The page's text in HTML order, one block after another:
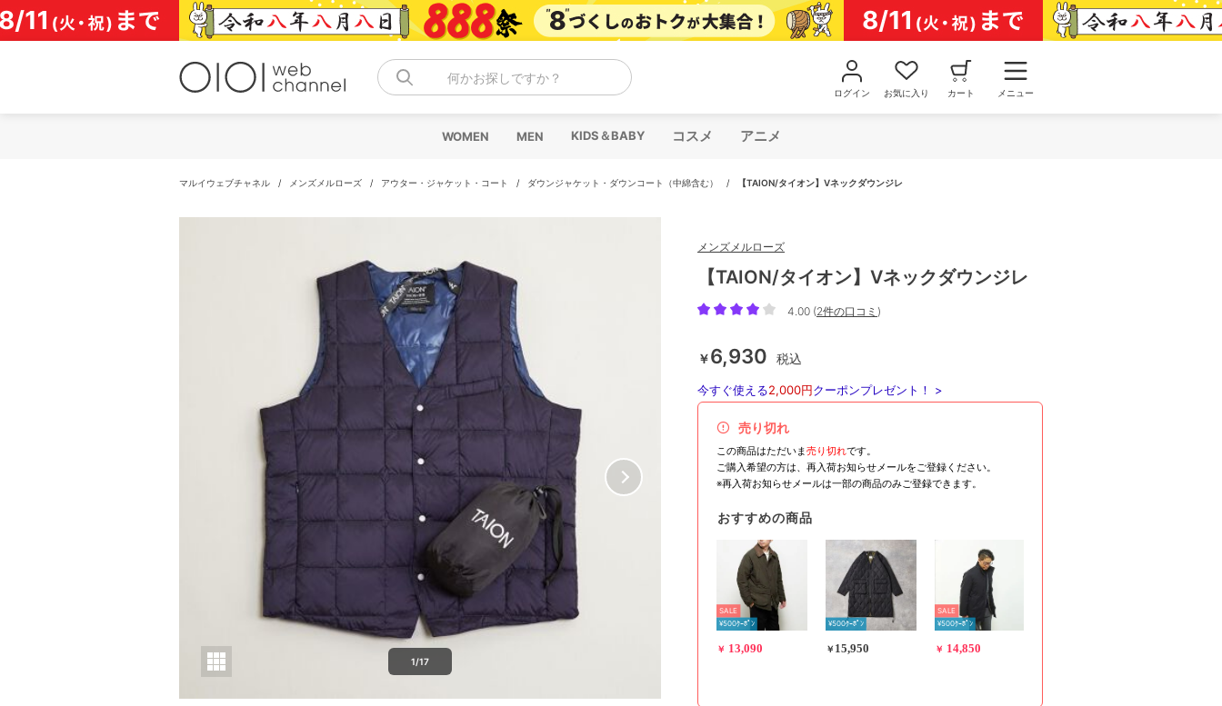
コ
ン
テ
何かお探しですか？
ログイン お気に入り カート メニュー
WOMEN MEN KIDS＆BABY コスメ アニメ
マルイウェブチャネル / メンズメルローズ / アウター・ジャケット・コート / ダウンジャケット・ダウンコート（中綿含む） / 【TAION/タイオン】Vネックダウンジレ
1/17
メンズメルローズ
【TAION/タイオン】Vネックダウンジレ
4.00 (2件の口コミ )
￥6,930 税込
今すぐ使える2,000円クーポンプレゼント！ >
売り切れ
この商品はただいま売り切れです。
ご購入希望の方は、再入荷お知らせメールをご登録ください。
※再入荷お知らせメールは一部の商品のみご登録できます。
おすすめの商品
SALE
¥500ｸｰﾎﾟﾝ
￥ 13,090
¥500ｸｰﾎﾟﾝ
￥ 15,950
SALE
¥500ｸｰﾎﾟﾝ
￥ 14,850